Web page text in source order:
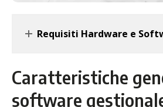
Requisiti Hardware e
Caratteristiche
software